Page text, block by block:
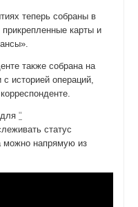
теперь собраны в
карты и
также собрана на
историей операций,
"
статус
можно напрямую из